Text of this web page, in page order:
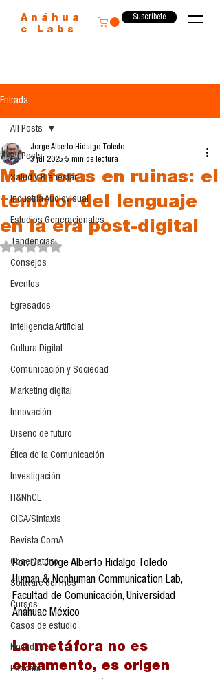
Anáhua
c Labs
Suscríbete
Entrada
All Posts
Salud y Bienestar
Industria Audiovisual
Estudios Generacionales
Tendencias
Consejos
Eventos
Egresados
Inteligencia Artificial
Cultura Digital
Comunicación y Sociedad
Marketing digital
Innovación
Diseño de futuro
Ética de la Comunicación
Investigación
H&NhCL
CICA/Sintaxis
Revista ComA
Observatorio
Software del mes
Cursos
Casos de estudio
Novedades
Podcast
All Posts
Metáforas en ruinas: el
temblor del lenguaje
en la era post-digital
Jorge Alberto Hidalgo Toledo
3 jul 2025 5 min de lectura
Obtuvo NaN de 5 estrellas.
Por: Dr. Jorge Alberto Hidalgo Toledo
Human & Nonhuman Communication Lab,
Facultad de Comunicación, Universidad
Anáhuac México
La metáfora no es
ornamento, es origen